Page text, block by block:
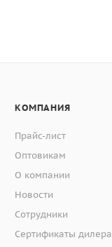
КОМПАНИЯ
Прайс-лист
Оптовикам
О компании
Новости
Сотрудники
Сертификаты дилера